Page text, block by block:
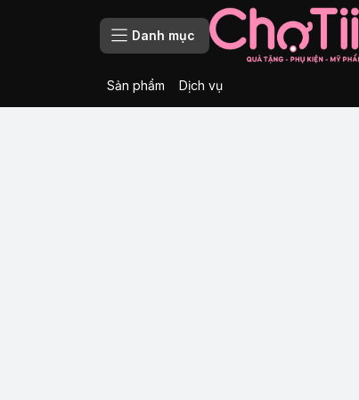
Danh mục
Sản phẩm Dịch vụ